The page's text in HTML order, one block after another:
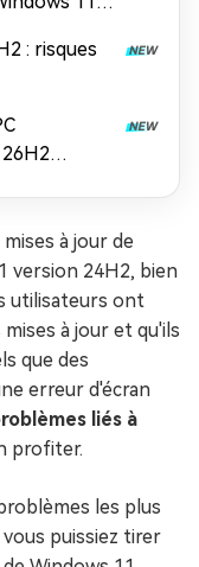
: risques
à jour de
version 24H2, bien
utilisateurs ont
à jour et qu'ils
que des
erreur d'écran
liés à
profiter.
les plus
puissiez tirer